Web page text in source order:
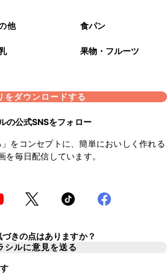
他 食パン
果物・フルーツ
をダウンロードする
の公式SNSをフォロー
」をコンセプトに、簡単においしく作れる
を毎日配信しています。
きの点はありますか？
シルに意見を送る